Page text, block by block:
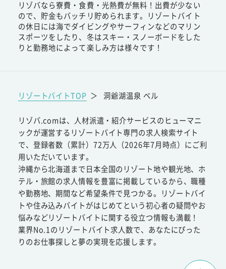
リゾバなら寮費・食費・光熱費が無料！出費が少ない
ので、貯金もバッチリ貯められます。リゾートバイト
の休日には海でダイビングやサーフィンなどのマリン
スポーツをしたり、冬はスキー・スノーボードをした
りと勤務地によって楽しみ方は様々です！
リゾートバイトTOP ＞ 洞爺湖温泉 ベル
リゾバ.comは、人材派遣・紹介サービスのヒューマニ
ックが運営するリゾートバイト専門の求人検索サイト
で、登録者数（累計）72万人（2026年7月時点）にご利
用いただいています。
沖縄から北海道まで日本全国のリゾート地や観光地、ホ
テル・旅館の求人情報を豊富に掲載しているから、職種
や勤務地、期間など希望条件で見つかる。リゾートバイ
トや住み込みバイトがはじめてという初心者の疑問やお
悩みなどリゾートバイトに関する役立つ情報も満載！
業界No.1のリゾートバイト求人数で、あなたにぴった
りのお仕事探しと夢の実現を応援します。